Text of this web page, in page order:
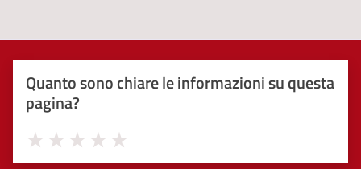
Quanto sono chiare le informazioni su questa
pagina?
Valuta 5 stelle su 5
Valuta 4 stelle su 5
Valuta 3 stelle su 5
Valuta 2 stelle su 5
Valuta 1 stelle su 5